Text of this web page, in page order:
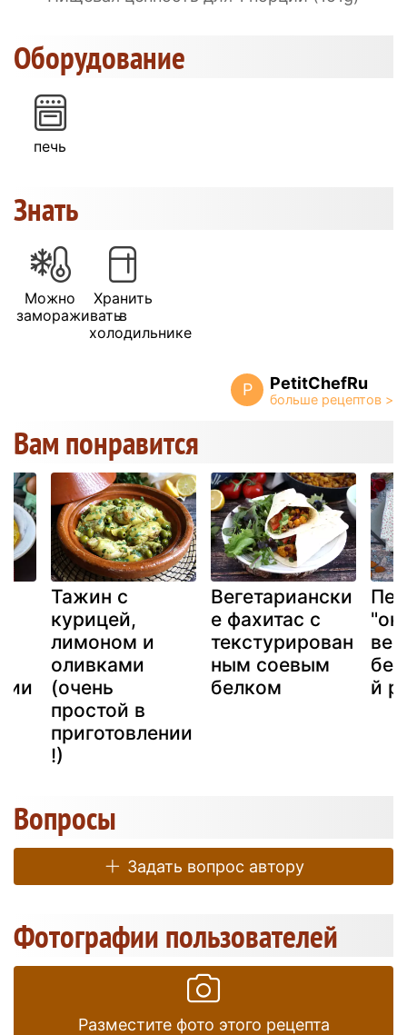
Оборудование
печь
Знать
Можно
замораживать
Хранить
в
холодильнике
P PetitChefRu
Вам понравится
Тажин с
курицей,
лимоном и
оливками
(очень
простой в
приготовлении
!)
Вегетариански
е фахитас с
текстурирован
ным соевым
белком
й
Вопросы
Задать вопрос автору
Фотографии пользователей
Разместите фото этого рецепта